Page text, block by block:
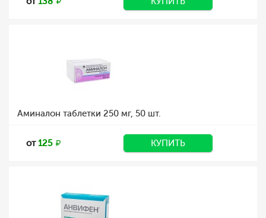
Аминалон таблетки 250 мг, 50 шт.
от125 КУПИТЬ